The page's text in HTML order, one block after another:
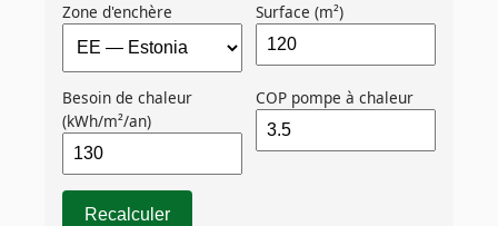
Zone d'enchère Surface (m²)
Besoin de chaleur
(kWh/m²/an)
COP pompe à chaleur
Recalculer